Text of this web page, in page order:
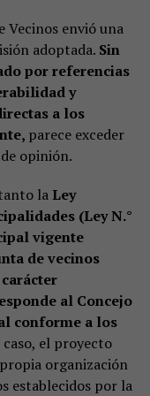
Vecinos envió una
adoptada. Sin
por referencias
y
a los
parece exceder
opinión.
la Ley
(Ley N.°
vigente
de vecinos
al Concejo
conforme a los
el proyecto
organización
establecidos por la